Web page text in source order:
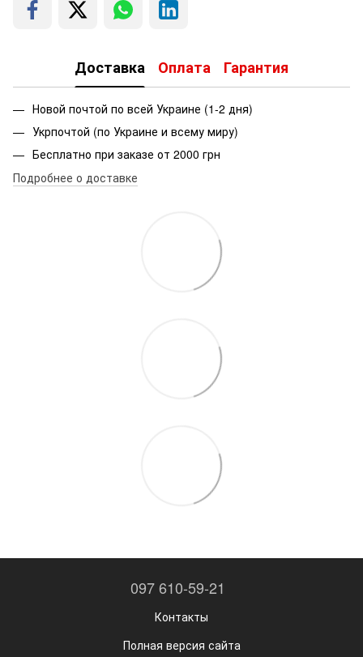
Доставка Оплата Гарантия
Новой почтой по всей Украине (1-2 дня)
Укрпочтой (по Украине и всему миру)
Бесплатно при заказе от 2000 грн
Подробнее о доставке
097 610-59-21
Контакты
Полная версия сайта